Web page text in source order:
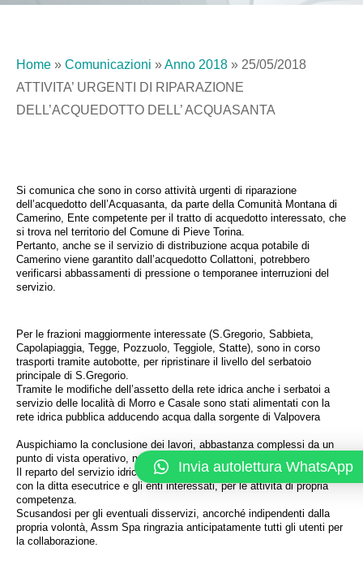
Home » Comunicazioni »Anno 2018 » 25/05/2018
ATTIVITA’ URGENTI DI RIPARAZIONE
DELL’ACQUEDOTTO DELL’ ACQUASANTA
Si comunica che sono in corso attività urgenti di riparazione
dell’acquedotto dell’Acquasanta, da parte della Comunità Montana di
Camerino, Ente competente per il tratto di acquedotto interessato, che
si trova nel territorio del Comune di Pieve Torina.
Pertanto, anche se il servizio di distribuzione acqua potabile di
Camerino viene garantito dall’acquedotto Collattoni, potrebbero
verificarsi abbassamenti di pressione o temporanee interruzioni del
servizio.
Per le frazioni maggiormente interessate (S.Gregorio, Sabbieta,
Capolapiaggia, Tegge, Pozzuolo, Teggiole, Statte), sono in corso
trasporti tramite autobotte, per ripristinare il livello del serbatoio
principale di S.Gregorio.
Tramite le modifiche dell’assetto della rete idrica anche i serbatoi a
servizio delle località di Morro e Casale sono stati alimentati con la
rete idrica pubblica adducendo acqua dalla sorgente di Valpovera
Auspichiamo la conclusione dei lavori, abbastanza complessi da un
punto di vista operativo, nel minor tempo possibile.
Il reparto del servizio idrico di Assm Spa opererà, in coordinamento
con la ditta esecutrice e gli enti interessati, per le attività di propria
competenza.
Scusandosi per gli eventuali disservizi, ancorché indipendenti dalla
propria volontà, Assm Spa ringrazia anticipatamente tutti gli utenti per
la collaborazione.
Invia autolettura WhatsApp